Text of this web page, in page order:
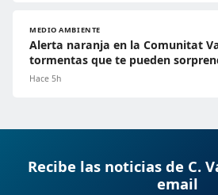
MEDIO AMBIENTE
Alerta naranja en la Comunitat
tormentas que te pueden
Hace 5h
Recibe las noticias de C.
email